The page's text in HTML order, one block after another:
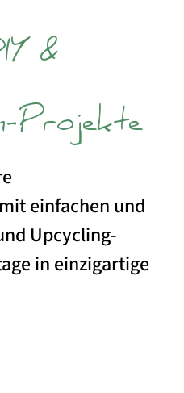
&
Projekte
einfachen und
Upcycling-
in einzigartige